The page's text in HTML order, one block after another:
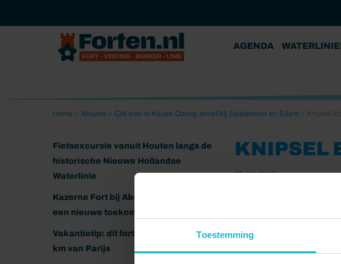
Toestemming
AGENDA
Home Nieuws CIA was in Koude Oorlog actief bij Spijkerboor en Edam
Fietsexcursie vanuit Houten langs de
historische Nieuwe Hollandse
Waterlinie
Kazerne Fort bij Abcoude klaar voor
een nieuwe toekomst
Vakantietip: dit fort ligt nog geen 20
km van Parijs
KNIPSEL
03-09-2019